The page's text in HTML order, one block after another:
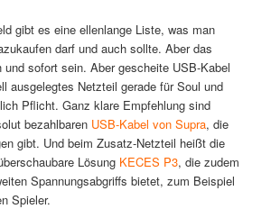
gibt es eine ellenlange Liste, was man
darf und auch sollte. Aber das
sofort sein. Aber gescheite USB-Kabel
ausgelegtes Netzteil gerade für Soul und
Pflicht. Ganz klare Empfehlung sind
bezahlbaren USB-Kabel von Supra, die
gibt. Und beim Zusatz-Netzteil heißt die
Lösung KECES P3, die zudem
Spannungsabgriffs bietet, zum Beispiel
Spieler.